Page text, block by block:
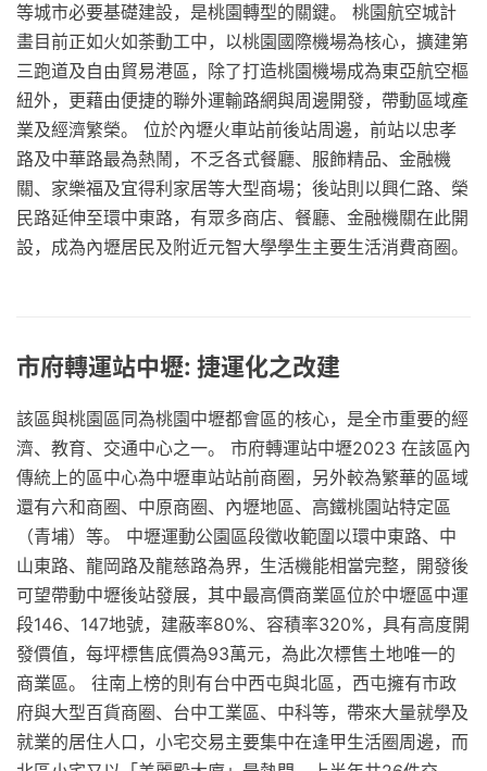
等城市必要基礎建設，是桃園轉型的關鍵。 桃園航空城計
畫目前正如火如荼動工中，以桃園國際機場為核心，擴建第
三跑道及自由貿易港區，除了打造桃園機場成為東亞航空樞
紐外，更藉由便捷的聯外運輸路網與周邊開發，帶動區域產
業及經濟繁榮。 位於內壢火車站前後站周邊，前站以忠孝
路及中華路最為熱鬧，不乏各式餐廳、服飾精品、金融機
關、家樂福及宜得利家居等大型商場；後站則以興仁路、榮
民路延伸至環中東路，有眾多商店、餐廳、金融機關在此開
設，成為內壢居民及附近元智大學學生主要生活消費商圈。
市府轉運站中壢: 捷運化之改建
該區與桃園區同為桃園中壢都會區的核心，是全市重要的經
濟、教育、交通中心之一。 市府轉運站中壢2023 在該區內
傳統上的區中心為中壢車站站前商圈，另外較為繁華的區域
還有六和商圈、中原商圈、內壢地區、高鐵桃園站特定區
（青埔）等。 中壢運動公園區段徵收範圍以環中東路、中
山東路、龍岡路及龍慈路為界，生活機能相當完整，開發後
可望帶動中壢後站發展，其中最高價商業區位於中壢區中運
段146、147地號，建蔽率80%、容積率320%，具有高度開
發價值，每坪標售底價為93萬元，為此次標售土地唯一的
商業區。 往南上榜的則有台中西屯與北區，西屯擁有市政
府與大型百貨商圈、台中工業區、中科等，帶來大量就學及
就業的居住人口，小宅交易主要集中在逢甲生活圈周邊，而